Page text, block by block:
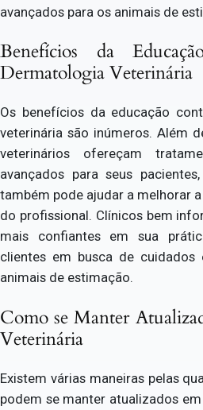
avançados para os animais de
Benefícios da
Dermatologia Veterinária
Os benefícios da educação
veterinária são inúmeros. Além
veterinários ofereçam
avançados para seus
também pode ajudar a melhorar
do profissional. Clínicos bem
mais confiantes em sua
clientes em busca de cuidados
animais de estimação.
Como se Manter
Veterinária
Existem várias maneiras pelas
podem se manter atualizados